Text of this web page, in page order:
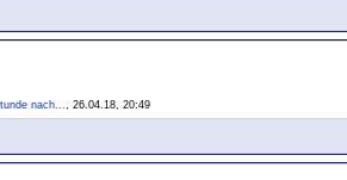
nach..., 26.04.18, 20:49